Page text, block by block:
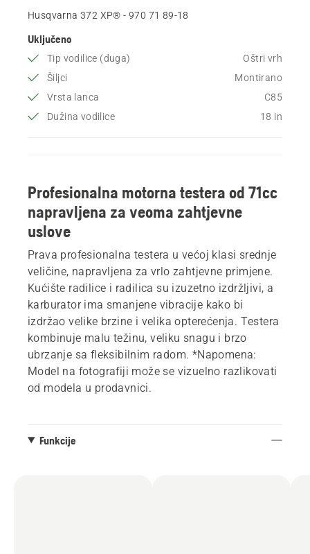
Husqvarna 372 XP® - 970 71 89‑18
Uključeno
Tip vodilice (duga)
Oštri vrh
Šiljci
Montirano
Vrsta lanca
C85
Dužina vodilice
18 in
Profesionalna motorna testera od 71cc
napravljena za veoma zahtjevne
uslove
Prava profesionalna testera u većoj klasi srednje
veličine, napravljena za vrlo zahtjevne primjene.
Kućište radilice i radilica su izuzetno izdržljivi, a
karburator ima smanjene vibracije kako bi
izdržao velike brzine i velika opterećenja. Testera
kombinuje malu težinu, veliku snagu i brzo
ubrzanje sa fleksibilnim radom. *Napomena:
Model na fotografiji može se vizuelno razlikovati
od modela u prodavnici.
Funkcije